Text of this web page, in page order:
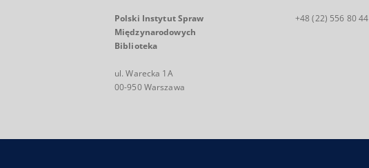
Polski Instytut Spraw
Międzynarodowych
Biblioteka
ul. Warecka 1A
00-950 Warszawa
+48 (22) 556 80 44